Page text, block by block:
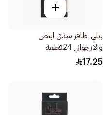
+
بيلي اظافر شذى ابيض
والارجواني 24قطعة
17.25